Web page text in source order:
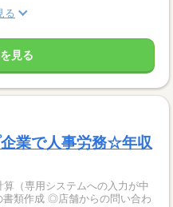
る
見る
業で人事労務☆年収
（専用システムへの入力が中
類作成 ◎店舗からの問い合わ